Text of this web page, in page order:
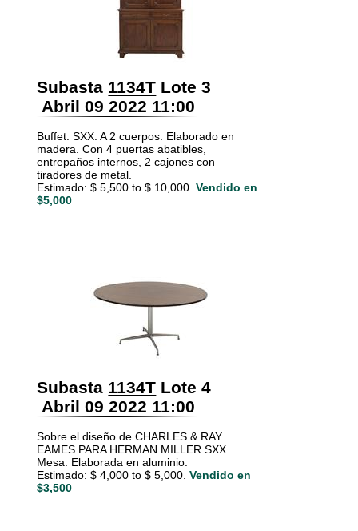
Subasta 1134T Lote 3
Abril 09 2022 11:00
Buffet. SXX. A 2 cuerpos. Elaborado en
madera. Con 4 puertas abatibles,
entrepaños internos, 2 cajones con
tiradores de metal.
Estimado: $ 5,500 to $ 10,000. Vendido en
$5,000
Subasta 1134T Lote 4
Abril 09 2022 11:00
Sobre el diseño de CHARLES & RAY
EAMES PARA HERMAN MILLER SXX.
Mesa. Elaborada en aluminio.
Estimado: $ 4,000 to $ 5,000. Vendido en
$3,500